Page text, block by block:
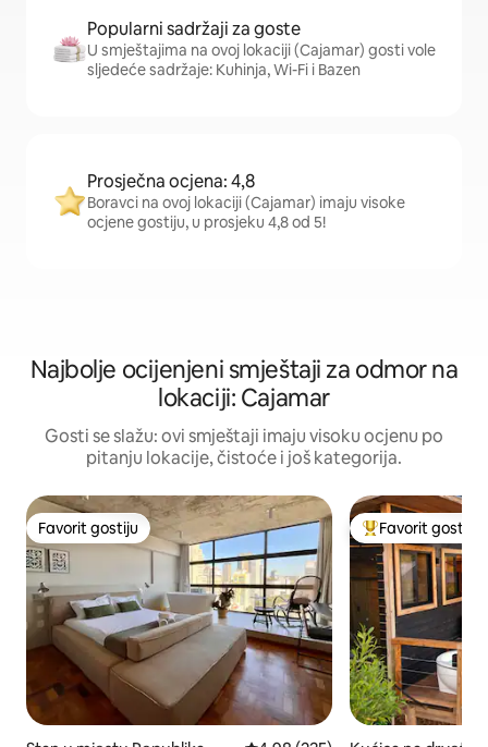
Popularni sadržaji za goste
U smještajima na ovoj lokaciji (Cajamar) gosti vole
sljedeće sadržaje: Kuhinja, Wi-Fi i Bazen
Prosječna ocjena: 4,8
Boravci na ovoj lokaciji (Cajamar) imaju visoke
ocjene gostiju, u prosjeku 4,8 od 5!
Najbolje ocijenjeni smještaji za odmor na
lokaciji: Cajamar
Gosti se slažu: ovi smještaji imaju visoku ocjenu po
pitanju lokacije, čistoće i još kategorija.
Favorit gostiju
Favorit gostiju Glavni favorit
Favorit gostiju